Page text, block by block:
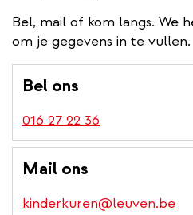
Bel, mail of kom langs. We
om je gegevens in te vullen.
Bel ons
016 27 22 36
Mail ons
kinderkuren@leuven.be